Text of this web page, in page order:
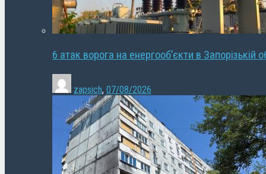
6 атак ворога на енергооб’єкти в Запорізькій
zapsich, 07/08/2026